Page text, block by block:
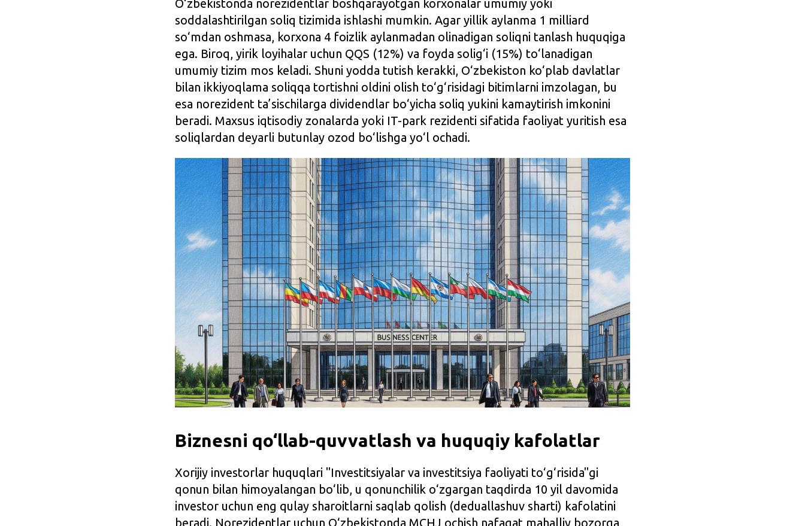
O‘zbekistonda norezidentlar boshqarayotgan korxonalar umumiy yoki
soddalashtirilgan soliq tizimida ishlashi mumkin. Agar yillik aylanma 1 milliard
so‘mdan oshmasa, korxona 4 foizlik aylanmadan olinadigan soliqni tanlash huquqiga
ega. Biroq, yirik loyihalar uchun QQS (12%) va foyda solig‘i (15%) to‘lanadigan
umumiy tizim mos keladi. Shuni yodda tutish kerakki, O‘zbekiston ko‘plab davlatlar
bilan ikkiyoqlama soliqqa tortishni oldini olish to‘g‘risidagi bitimlarni imzolagan, bu
esa norezident ta’sischilarga dividendlar bo‘yicha soliq yukini kamaytirish imkonini
beradi. Maxsus iqtisodiy zonalarda yoki IT-park rezidenti sifatida faoliyat yuritish esa
soliqlardan deyarli butunlay ozod bo‘lishga yo‘l ochadi.
Biznesni qo‘llab-quvvatlash va huquqiy kafolatlar
Xorijiy investorlar huquqlari "Investitsiyalar va investitsiya faoliyati to‘g‘risida"gi
qonun bilan himoyalangan bo‘lib, u qonunchilik o‘zgargan taqdirda 10 yil davomida
investor uchun eng qulay sharoitlarni saqlab qolish (deduallashuv sharti) kafolatini
beradi. Norezidentlar uchun O‘zbekistonda MCHJ ochish nafaqat mahalliy bozorga,